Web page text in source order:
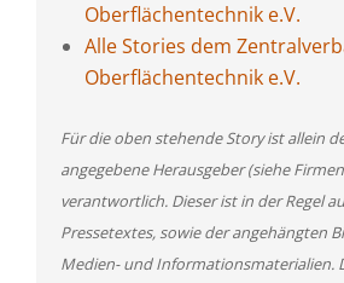
Oberflächentechnik e.V.
Alle Stories dem
Oberflächentechnik e.V.
Für die oben stehende Story ist allein
angegebene Herausgeber (siehe
verantwortlich. Dieser ist in der Regel
Pressetextes, sowie der angehängten
Medien- und Informationsmaterialien.